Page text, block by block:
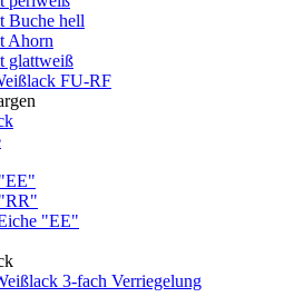
Buche hell
Ahorn
glattweiß
FU-RF
"EE"
3-fach Verriegelung